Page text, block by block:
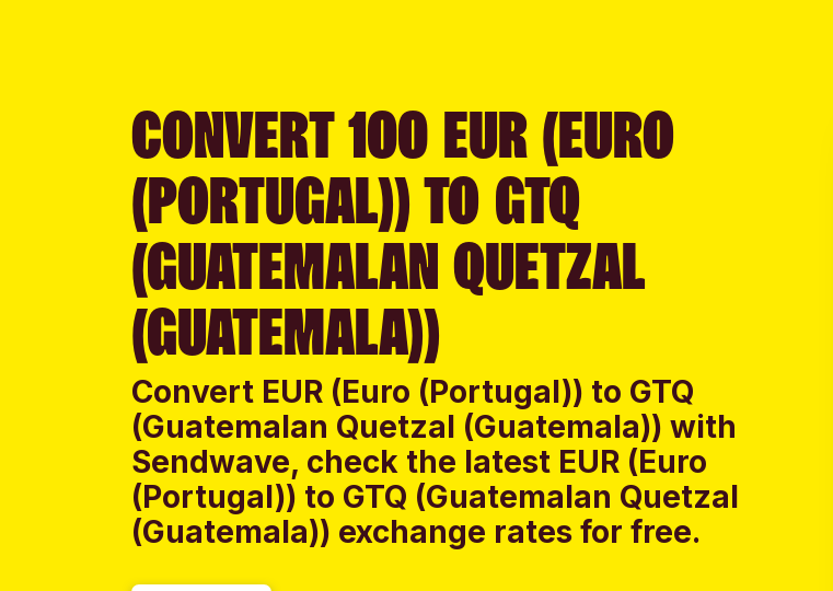
CONVERT 100 EUR (EURO
(PORTUGAL)) TO GTQ
(GUATEMALAN QUETZAL
(GUATEMALA))
Convert EUR (Euro (Portugal)) to GTQ
(Guatemalan Quetzal (Guatemala)) with
Sendwave, check the latest EUR (Euro
(Portugal)) to GTQ (Guatemalan Quetzal
(Guatemala)) exchange rates for free.